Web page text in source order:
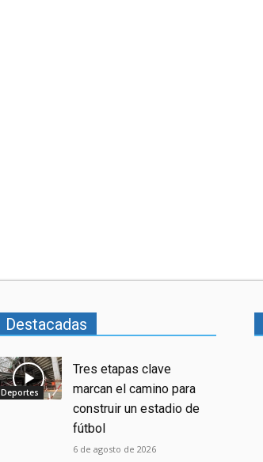
Destacadas
Deportes
Tres etapas clave
marcan el camino para
construir un estadio de
fútbol
6 de agosto de 2026